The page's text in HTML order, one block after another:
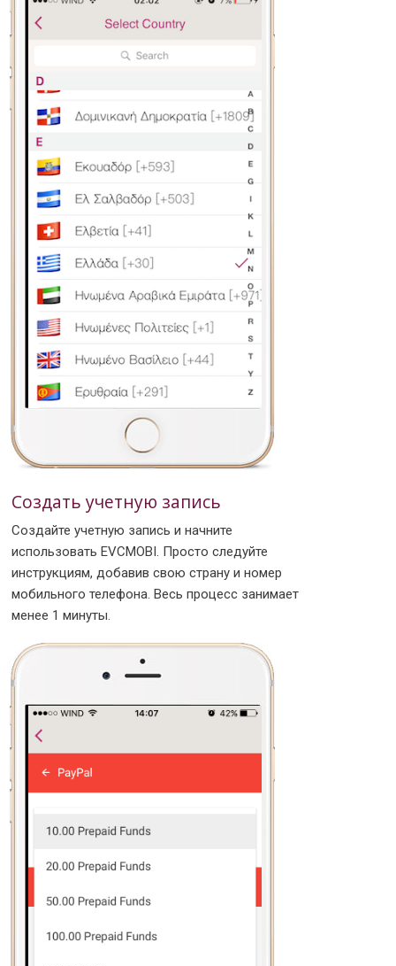
Создать учетную запись
Создайте учетную запись и начните
использовать EVCMOBI. Просто следуйте
инструкциям, добавив свою страну и номер
мобильного телефона. Весь процесс занимает
менее 1 минуты.